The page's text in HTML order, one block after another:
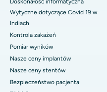
Najlepszy szpital w sektorze
Najlepszy szpital w
Najlepszy szpital
Doskonałość informatyczna
Wytyczne dotyczące Covid 19 w
Indiach
Kontrola zakażeń
Pomiar wyników
Nasze ceny implantów
Nasze ceny stentów
Bezpieczeństwo pacjenta